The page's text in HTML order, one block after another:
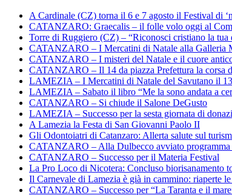
A Cardinale (CZ) torna il 6 e 7 agosto il Festival di
CATANZARO: Graecalis – il folle volo oggi al
Torre di Ruggiero (CZ) – “Riconosci cristiano la tua
CATANZARO – I Mercatini di Natale alla Galleria
CATANZARO – I misteri del Natale e il cuore
CATANZARO – Il 14 da piazza Prefettura la corsa
LAMEZIA – I Mercatini di Natale del Savutano il
LAMEZIA – Sabato il libro “Me la sono andata a
CATANZARO – Si chiude il Salone DeGusto
LAMEZIA – Successo per la sesta giornata di
A Lamezia la Festa di San Giovanni Paolo II
Gli Odontoiatri di Catanzaro: Allerta salute sul
CATANZARO – Alla Dulbecco avviato programma
CATANZARO – Successo per il Materia Festival
La Pro Loco di Nicotera: Concluso biorisanamento
Il Carnevale di Lamezia è già in cammino: riaperte
CATANZARO – Successo per “La Taranta e il